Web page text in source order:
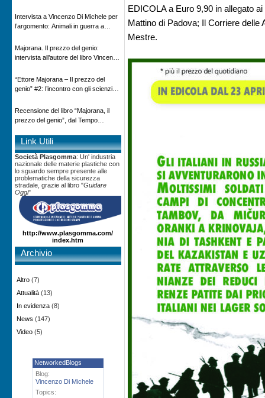
Adnkronos
Intervista a Vincenzo Di Michele per
l’argomento: Animali in guerra a
in onda su Espansione TV
Majorana. Il prezzo del genio:
intervista all’autore del libro Vincenzo
“Ettore Majorana ‒ Il prezzo del
genio” #2: l’incontro con gli scienziati
Recensione del libro “Majorana, il
prezzo del genio”, dal Tempo
Link Utili
Società Plasgomma: Un' industria
nazionale delle materie plastiche con
lo sguardo sempre presente alle
problematiche della sicurezza
stradale, grazie al libro "Guidare
Oggi"
http://www.plasgomma.com/
index.htm
Archivio
Altro (7)
Attualità (13)
In evidenza (8)
News (147)
Video (5)
NetworkedBlogs
Blog:
Vincenzo Di Michele
Topics:
EDICOLA a Euro 9,90 in allegato
Mattino di Padova; Il Corriere delle
Mestre.